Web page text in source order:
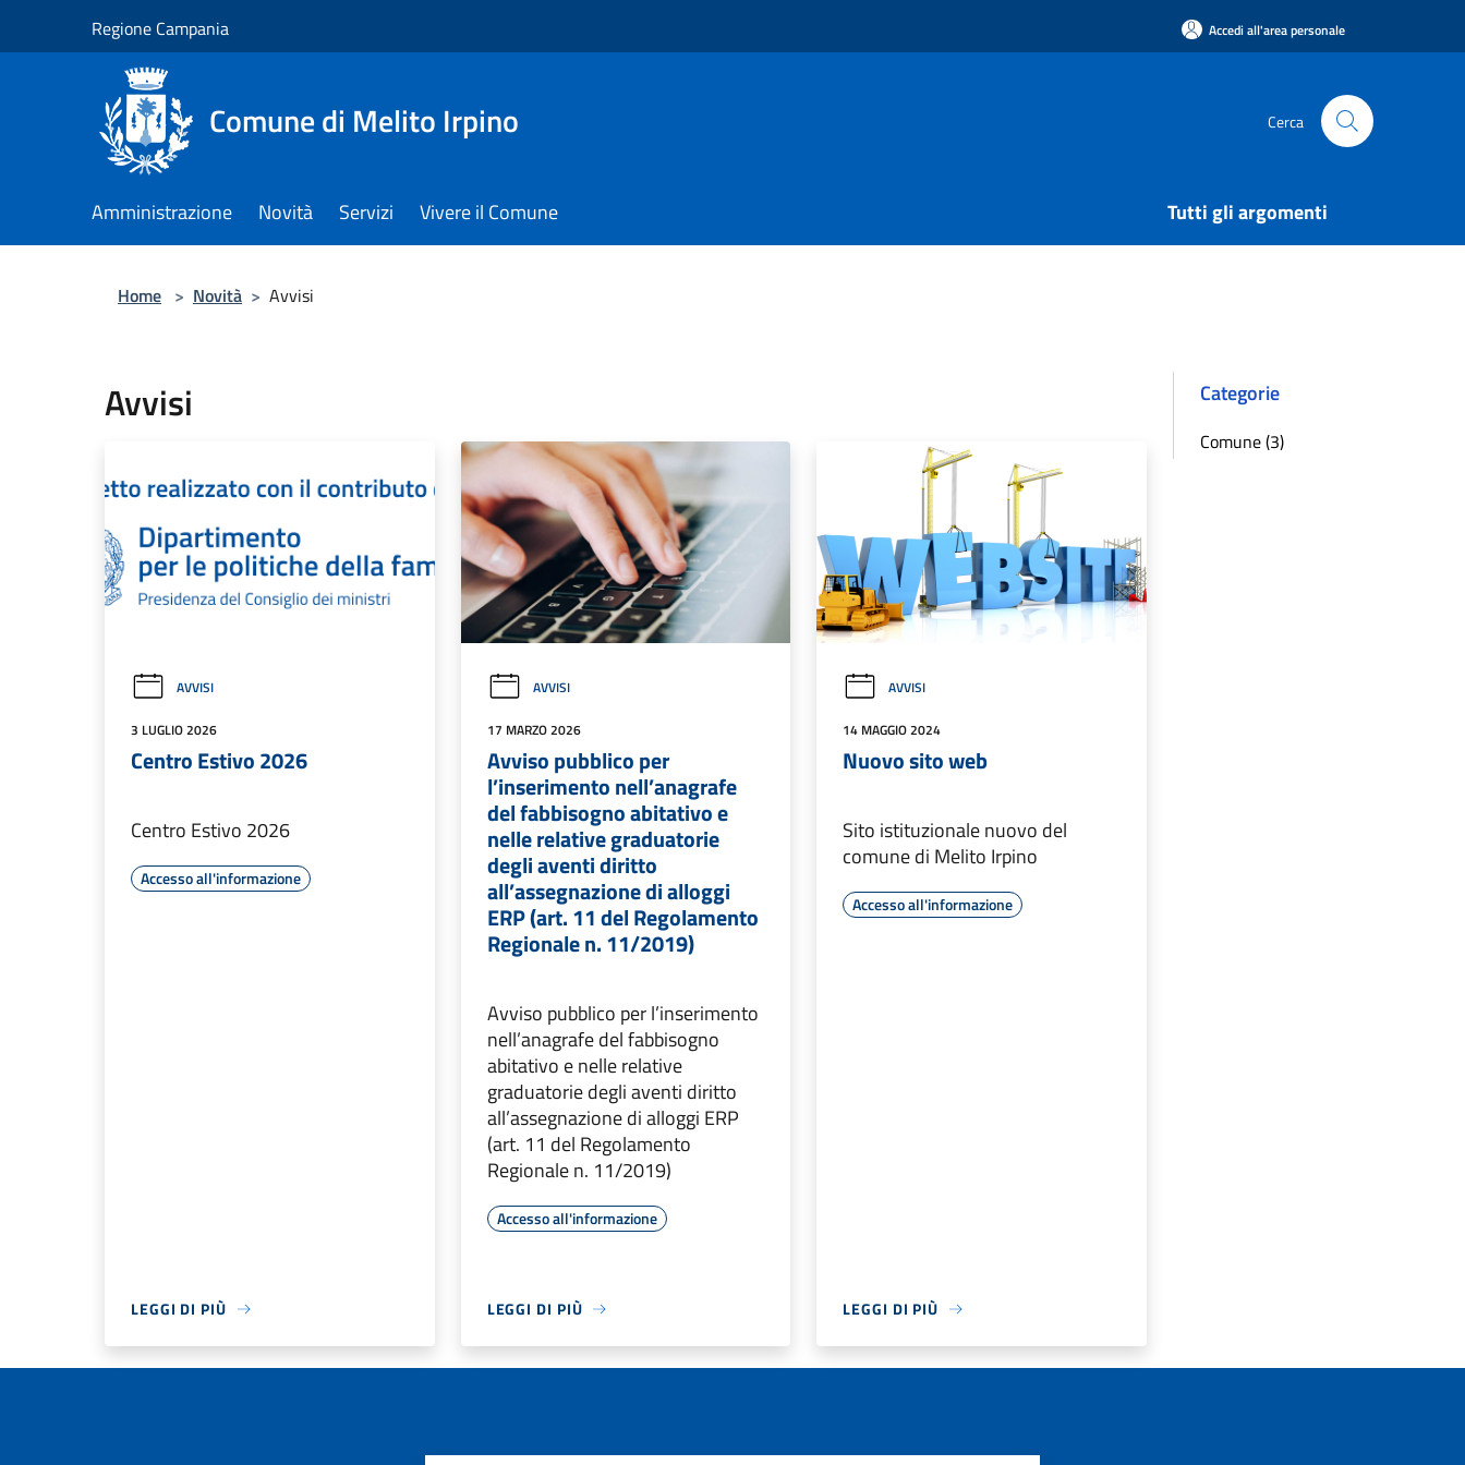
Regione Campania Accedi all'area personale
Comune di Melito Irpino Cerca
Amministrazione Novità Servizi Vivere il Comune Tutti gli argomenti
Home > Novità > Avvisi
Avvisi
AVVISI
3 LUGLIO 2026
Centro Estivo 2026
Centro Estivo 2026
Accesso all'informazione
LEGGI DI PIÙ
AVVISI
17 MARZO 2026
Avviso pubblico per
l’inserimento nell’anagrafe
del fabbisogno abitativo e
nelle relative graduatorie
degli aventi diritto
all’assegnazione di alloggi
ERP (art. 11 del Regolamento
Regionale n. 11/2019)
Avviso pubblico per l’inserimento
nell’anagrafe del fabbisogno
abitativo e nelle relative
graduatorie degli aventi diritto
all’assegnazione di alloggi ERP
(art. 11 del Regolamento
Regionale n. 11/2019)
Accesso all'informazione
LEGGI DI PIÙ
AVVISI
14 MAGGIO 2024
Nuovo sito web
Sito istituzionale nuovo del
comune di Melito Irpino
Accesso all'informazione
LEGGI DI PIÙ
Categorie
Comune (3)